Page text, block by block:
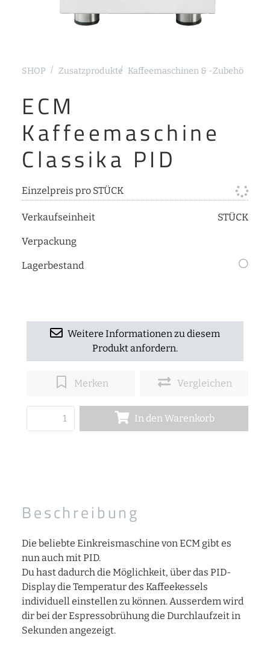
SHOP Zusatzprodukte Kaffeemaschinen & -Zubehör
ECM
Kaffeemaschine
Classika PID
Einzelpreis pro STÜCK
Verkaufseinheit STÜCK
Verpackung
Lagerbestand
Weitere Informationen zu diesem
Produkt anfordern.
Merken Vergleichen
In den Warenkorb
Beschreibung
Die beliebte Einkreismaschine von ECM gibt es
nun auch mit PID.
Du hast dadurch die Möglichkeit, über das PID-
Display die Temperatur des Kaffeekessels
individuell einstellen zu können. Ausserdem wird
dir bei der Espressobrühung die Durchlaufzeit in
Sekunden angezeigt.